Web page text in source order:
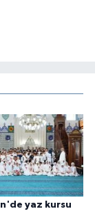
yaz kursu